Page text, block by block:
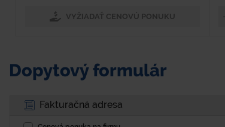
VYŽIADAŤ CENOVÚ PONUKU
Dopytový formulár
Fakturačná adresa